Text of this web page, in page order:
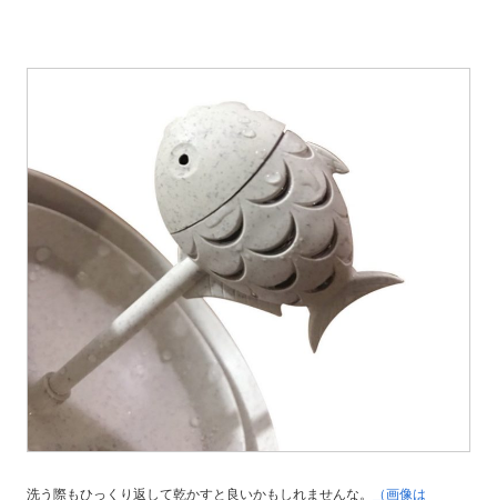
洗う際もひっくり返して乾かすと良いかもしれませんな。
（画像は